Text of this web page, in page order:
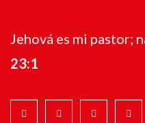
Jehová es mi pastor;
23:1